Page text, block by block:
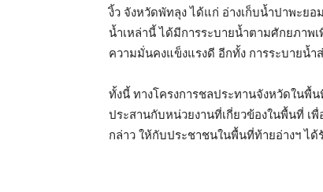
งิ้ว จังหวัดพัทลุง ได้แก่ อ่างเก็บน้ำปาพะยอ
น้ำเหล่านี้ ได้มีการระบายน้ำตามศักยภาพ
ความมั่นคงแข็งแรงดี อีกทั้ง การระบายนํ้
ทั้งนี้ ทางโครงการชลประทานจังหวัดในพื้
ประสานกับหน่วยงานที่เกี่ยวข้องในพื้นที่ เ
กล่าว ให้กับประชาชนในพื้นที่ท้ายอ่างฯ ได้